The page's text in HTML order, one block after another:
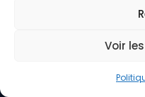
Voir